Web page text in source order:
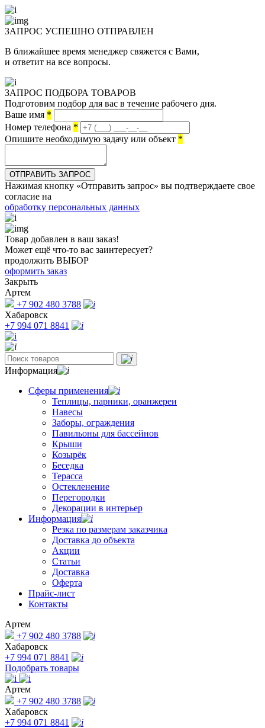
ЗАПРОС УСПЕШНО ОТПРАВЛЕН
В ближайшее время менеджер свяжется с Вами,
и ответит на все вопросы.
ЗАПРОС ПОДБОРА ТОВАРОВ
Подготовим подбор для вас в течение рабочего дня.
Ваше имя *
Номер телефона *
Опишите необходимую задачу или объект *
ОТПРАВИТЬ ЗАПРОС
Нажимая кнопку «Отправить запрос» вы подтверждаете свое
согласие на
обработку персональных данных
Товар добавлен в ваш заказ!
Может ещё что-то вас заинтересует?
продолжить ВЫБОР
оформить заказ
Закрыть
Артем
+7 902 480 3788
Хабаровск
+7 994 071 8841
Информация
Сферы применения
Теплицы, парники, оранжереи
Навесы
Заборы, ограждения
Павильоны для бассейнов
Крыши
Козырёк
Беседка
Терасса
Остекленение
Перегородки
Декорации в интерьер
Информация
Резка по размерам заказчика
Доставка до объекта
Акции
Статьи
Доставка
Оферта
Прайс-лист
Контакты
Артем
+7 902 480 3788
Хабаровск
+7 994 071 8841
Подобрать товары
Артем
+7 902 480 3788
Хабаровск
+7 994 071 8841